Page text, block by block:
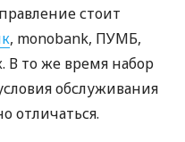
стоит
, monobank, ПУМБ,
В то же время набор
обслуживания
отличаться.